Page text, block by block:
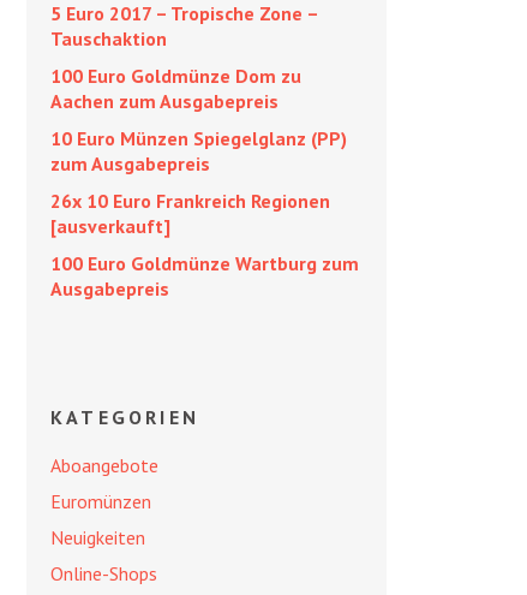
5 Euro 2017 – Tropische Zone –
Tauschaktion
100 Euro Goldmünze Dom zu
Aachen zum Ausgabepreis
10 Euro Münzen Spiegelglanz (PP)
zum Ausgabepreis
26x 10 Euro Frankreich Regionen
[ausverkauft]
100 Euro Goldmünze Wartburg zum
Ausgabepreis
KATEGORIEN
Aboangebote
Euromünzen
Neuigkeiten
Online-Shops